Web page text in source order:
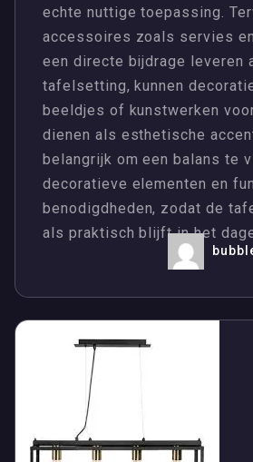
echte nuttige toepassing.
accessoires zoals servies
een directe bijdrage leveren
tafelsetting, kunnen
beeldjes of kunstwerken
dienen als esthetische
belangrijk om een balans te
decoratieve elementen en
benodigdheden, zodat de
als praktisch blijft in het